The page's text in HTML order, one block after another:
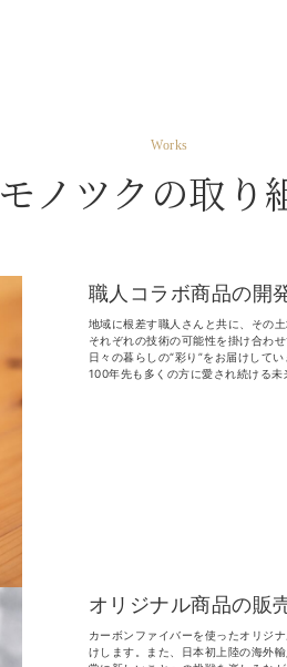
Works
モノツクの取り
職人コラボ商品の開
地域に根差す職人さんと共に、その
それぞれの技術の可能性を掛け合わ
日々の暮らしの“彩り”をお届けしてい
100年先も多くの方に愛され続ける未
オリジナル商品の販
カーボンファイバーを使ったオリジ
けします。また、日本初上陸の海外